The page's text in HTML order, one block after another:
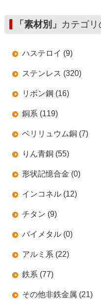
「素材別」 カテゴ
ハステロイ (9)
ステンレス (320)
リボン鋼 (16)
銅系 (119)
ベリリュウム銅 (7)
りん青銅 (55)
形状記憶合金 (0)
インコネル (12)
チタン (9)
バイメタル (0)
アルミ系 (22)
鉄系 (77)
その他非鉄金属 (21)